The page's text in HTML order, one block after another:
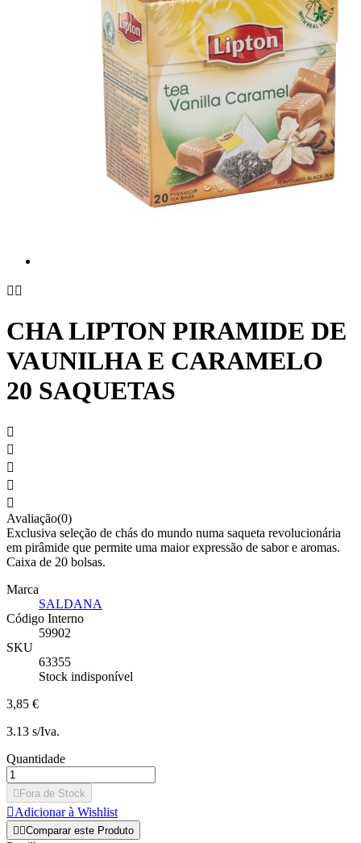
 
CHA LIPTON PIRAMIDE DE
VAUNILHA E CARAMELO
20 SAQUETAS





Avaliação(0)
Exclusiva seleção de chás do mundo numa saqueta revolucionária
em pirâmide que permite uma maior expressão de sabor e aromas.
Caixa de 20 bolsas.
Marca
SALDANA
Código Interno
59902
SKU
63355
Stock indisponível
3,85 €
3.13 s/Iva.
Quantidade
 Fora de Stock
Adicionar à Wishlist
 Comparar este Produto